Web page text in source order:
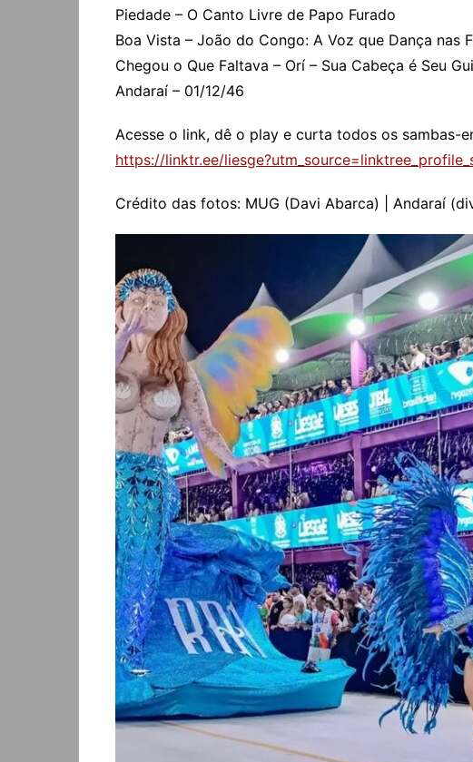
Piedade – O Canto Livre de Papo Furado
Boa Vista – João do Congo: A Voz que Dança nas
Chegou o Que Faltava – Orí – Sua Cabeça é Seu
Andaraí – 01/12/46
Acesse o link, dê o play e curta todos os sambas-
https://linktr.ee/
Crédito das fotos: MUG (Davi Abarca) | Andaraí